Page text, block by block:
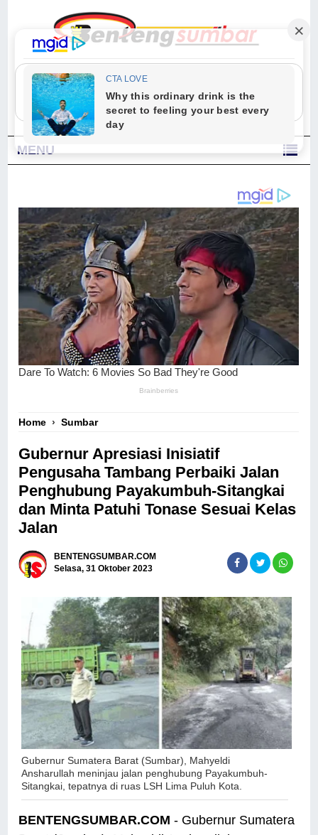
"Sesungguhnya Allah dan para malaikat-Nya berselawat untuk Nabi.
Wahai orang-orang yang beriman, berselawatlah kamu untuk Nabi dan
ucapkanlah salam dengan penuh penghormatan kepadanya." (Qs. Al
Ahzab Ayat 56)
MENU
Home ›Sumbar
Gubernur Apresiasi Inisiatif
Pengusaha Tambang Perbaiki Jalan
Penghubung Payakumbuh-Sitangkai
dan Minta Patuhi Tonase Sesuai Kelas
Jalan
BENTENGSUMBAR.COM
Selasa, 31 Oktober 2023
Gubernur Sumatera Barat (Sumbar), Mahyeldi
Ansharullah meninjau jalan penghubung Payakumbuh-
Sitangkai, tepatnya di ruas LSH Lima Puluh Kota.
BENTENGSUMBAR.COM - Gubernur Sumatera